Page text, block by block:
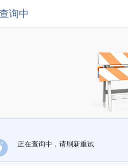
询中
正在查询中，请刷新重试